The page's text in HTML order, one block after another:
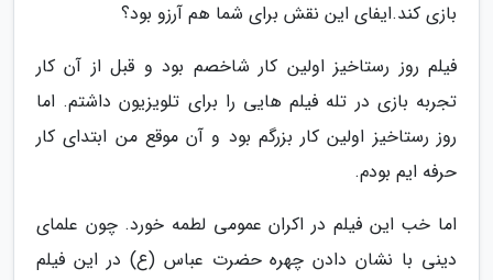
بازی کند.ایفای این نقش برای شما هم آرزو بود؟
فیلم روز رستاخیز اولین کار شاخصم بود و قبل از آن کار
تجربه بازی در تله فیلم هایی را برای تلویزیون داشتم. اما
روز رستاخیز اولین کار بزرگم بود و آن موقع من ابتدای کار
حرفه ایم بودم.
اما خب این فیلم در اکران عمومی لطمه خورد. چون علمای
دینی با نشان دادن چهره حضرت عباس (ع) در این فیلم